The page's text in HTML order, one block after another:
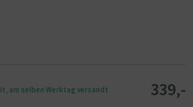
am selben Werktag versandt 339,-